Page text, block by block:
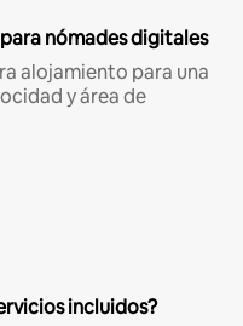
nómades digitales
alojamiento para una
y área de
incluidos?